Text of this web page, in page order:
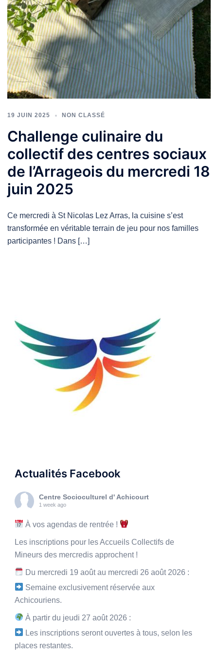
19 JUIN 2025 NON CLASSÉ
Challenge culinaire du
collectif des centres sociaux
de l’Arrageois du mercredi 18
juin 2025
Ce mercredi à St Nicolas Lez Arras, la cuisine s’est
transformée en véritable terrain de jeu pour nos familles
participantes ! Dans […]
Actualités Facebook
Centre Socioculturel d' Achicourt
1 week ago
À vos agendas de rentrée !
Les inscriptions pour les Accueils Collectifs de
Mineurs des mercredis approchent !
Du mercredi 19 août au mercredi 26 août 2026 :
Semaine exclusivement réservée aux
Achicouriens.
À partir du jeudi 27 août 2026 :
Les inscriptions seront ouvertes à tous, selon les
places restantes.